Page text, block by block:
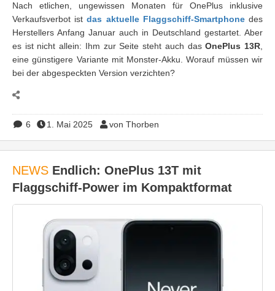
Nach etlichen, ungewissen Monaten für OnePlus inklusive
Verkaufsverbot istdas aktuelle Flaggschiff-Smartphonedes
Herstellers Anfang Januar auch in Deutschland gestartet. Aber
es ist nicht allein: Ihm zur Seite steht auch dasOnePlus 13R,
eine günstigere Variante mit Monster-Akku. Worauf müssen wir
bei der abgespeckten Version verzichten?
6 1. Mai 2025 von Thorben
NEWS Endlich: OnePlus 13T mit
Flaggschiff-Power im Kompaktformat